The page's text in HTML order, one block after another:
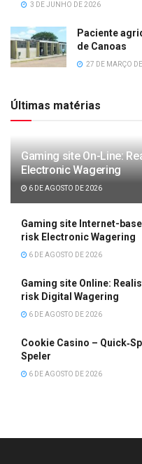
3 DE JUNHO DE 2026
Paciente
de Canoas
27 DE MARÇO
Últimas matérias
Gaming site On-Line:
Electronic Wagering
6 DE AGOSTO DE 2026
Gaming site Internet-
risk Electronic Wagering
6 DE AGOSTO DE 2026
Gaming site Online:
risk Digital Wagering
6 DE AGOSTO DE 2026
Cookie Casino –
Speler
6 DE AGOSTO DE 2026